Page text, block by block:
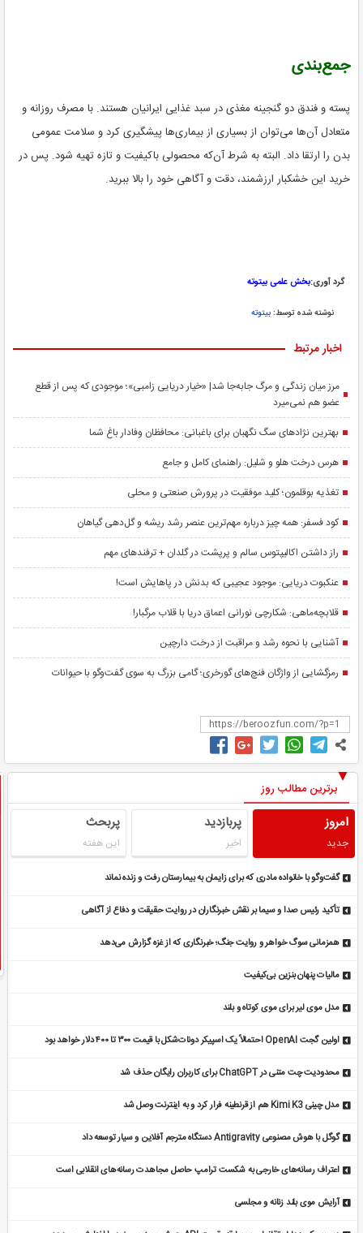
جمع‌بندی
پسته و فندق دو گنجینه مغذی در سبد غذایی ایرانیان هستند. با مصرف روزانه و
متعادل آن‌ها می‌توان از بسیاری از بیماری‌ها پیشگیری کرد و سلامت عمومی
بدن را ارتقا داد. البته به شرط آن‌که محصولی باکیفیت و تازه تهیه شود. پس در
خرید این خشکبار ارزشمند، دقت و آگاهی خود را بالا ببرید.
گرد آوری:بخش علمی بیتوته
نوشته شده توسط:بیتوته
اخبار مرتبط
مرز میان زندگی و مرگ جابه‌جا شد| «خیار دریایی زامبی»؛ موجودی که پس از قطع
عضو هم نمی‌میرد
بهترین نژادهای سگ نگهبان برای باغبانی: محافظان وفادار باغ شما
هرس درخت هلو و شلیل: راهنمای کامل و جامع
تغذیه بوقلمون؛ کلید موفقیت در پرورش صنعتی و محلی
کود فسفر: همه چیز درباره مهم‌ترین عنصر رشد ریشه و گل‌دهی گیاهان
راز داشتن اکالیپتوس سالم و پرپشت در گلدان + ترفندهای مهم
عنکبوت دریایی: موجود عجیبی که بدنش در پاهایش است!
قلابچه‌ماهی: شکارچی نورانی اعماق دریا با قلاب مرگبار!
آشنایی با نحوه رشد و مراقبت از درخت دارچین
رمزگشایی از واژگان فنچ‌های گورخری؛ گامی بزرگ به سوی گفت‌وگو با حیوانات
برترین مطالب روز
امروز
جدید
پربازدید
اخیر
پربحث
این هفته
گفت‌وگو با خانواده مادری که برای زایمان به بیمارستان رفت و زنده نماند
تأکید رئیس صدا و سیما بر نقش خبرنگاران در روایت حقیقت و دفاع از آگاهی
همزمانی سوگ خواهر و روایت جنگ؛ خبرنگاری که از غزه گزارش می‌دهد
مالیات پنهان بنزین بی‌کیفیت
مدل موی لیر برای موی کوتاه و بلند
اولین گجت OpenAI احتمالاً یک اسپیکر دونات‌شکل با قیمت ۳۰۰ تا ۴۰۰ دلار خواهد بود
محدودیت چت متنی در ChatGPT برای کاربران رایگان حذف شد
مدل چینی Kimi K3 هم از قرنطینه فرار کرد و به اینترنت وصل شد
گوگل با هوش مصنوعی Antigravity دستگاه مترجم آفلاین و سیار توسعه داد
اعتراف رسانه‌های خارجی به شکست ترامپ حاصل مجاهدت رسانه‌های انقلابی است
آرایش موی بلند زنانه و مجلسی